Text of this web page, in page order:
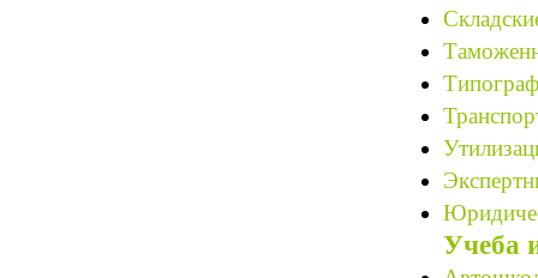
Учеба